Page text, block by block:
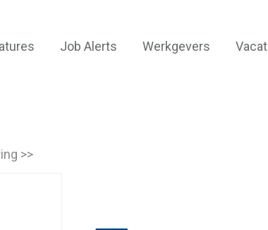
Job Alerts Werkgevers
>>